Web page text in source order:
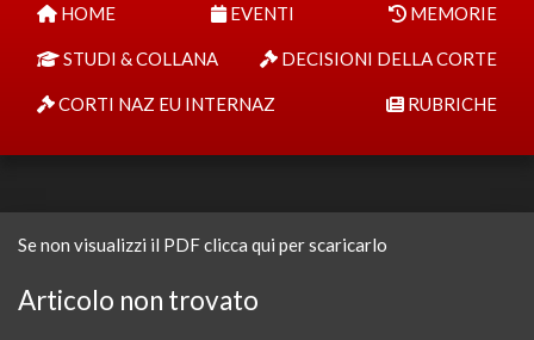
HOME EVENTI MEMORIE
STUDI & COLLANA DECISIONI DELLA CORTE
CORTI NAZ EU INTERNAZ RUBRICHE
Se non visualizzi il PDF clicca qui per scaricarlo
Articolo non trovato